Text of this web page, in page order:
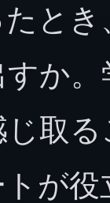
と
か
取
が